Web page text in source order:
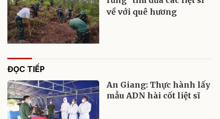
về với quê hương
ĐỌC TIẾP
An Giang: Thực hành lấy
mẫu ADN hài cốt liệt sĩ